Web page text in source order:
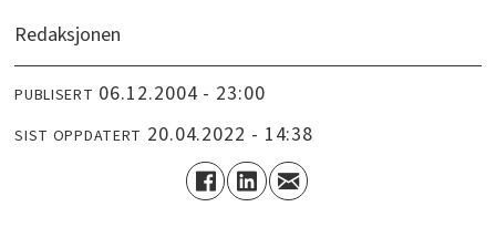
Redaksjonen
PUBLISERT 06.12.2004 - 23:00
SIST OPPDATERT 20.04.2022 - 14:38